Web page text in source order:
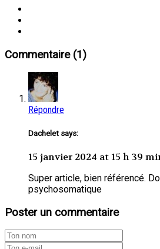
Commentaire (1)
Répondre
Dachelet says:
15 janvier 2024 at 15 h 39
Super article, bien référencé.
psychosomatique
Poster un commentaire